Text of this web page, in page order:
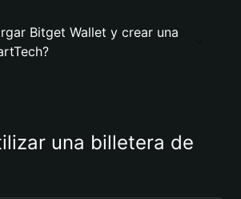
Bitget Wallet y crear una
una billetera de